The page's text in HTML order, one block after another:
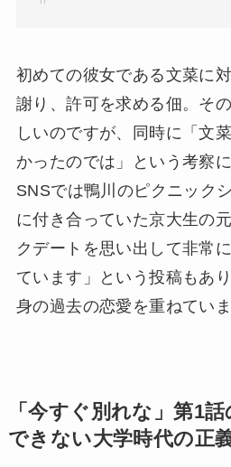
初めての彼女である文菜に
謝り、許可を求める佃。そ
しいのですが、同時に「文
かったのでは」という考察
SNSでは鴨川のピクニック
に付き合っていた京大生の
クデートを思い出して非常
ています」という投稿もあ
身の過去の恋愛を重ねていま
「今すぐ別れな」第1
できない大学時代の正